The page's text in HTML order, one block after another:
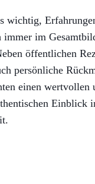
wichtig,
immer im
öffentlichen
persönliche
einen wertvollen
Einblick